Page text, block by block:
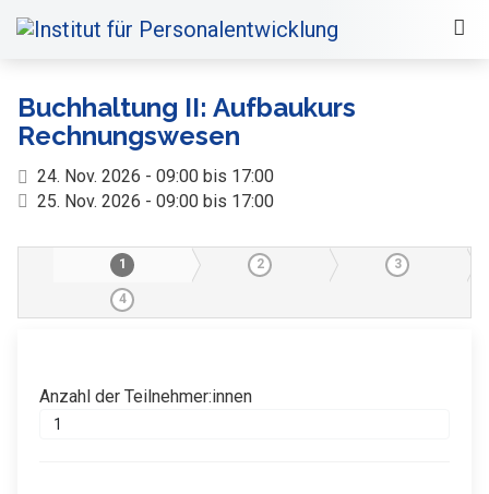
Buchhaltung II: Aufbaukurs
Rechnungswesen
24. Nov. 2026 - 09:00 bis 17:00
25. Nov. 2026 - 09:00 bis 17:00
1 2 3
4
Anzahl der Teilnehmer:innen